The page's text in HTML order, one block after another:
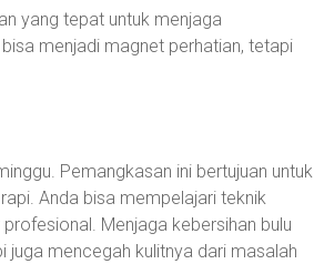
yang tepat untuk menjaga
menjadi magnet perhatian, tetapi
Pemangkasan ini bertujuan untuk
Anda bisa mempelajari teknik
Menjaga kebersihan bulu
mencegah kulitnya dari masalah